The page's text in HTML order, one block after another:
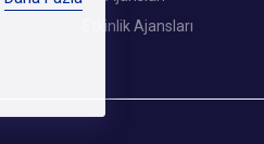
Etkinlik Ajansları